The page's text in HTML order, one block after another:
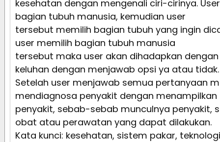
kesehatan dengan mengenali ciri-cirinya.
bagian tubuh manusia, kemudian user
tersebut memilih bagian tubuh yang ingin
user memilih bagian tubuh manusia
tersebut maka user akan dihadapkan
keluhan dengan menjawab opsi ya atau tidak.
Setelah user menjawab semua pertanyaan
mendiagnosa penyakit dengan
penyakit, sebab-sebab munculnya penyakit,
obat atau perawatan yang dapat dilakukan.
Kata kunci: kesehatan, sistem pakar,